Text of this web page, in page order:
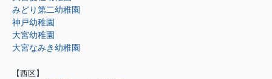
みどり第二幼稚園
神戸幼稚園
大宮幼稚園
大宮なみき幼稚園
【西区】